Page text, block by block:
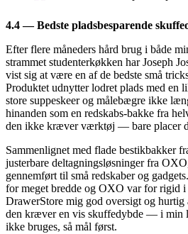
4.4 — Bedste pladsbesparende
Efter flere måneders hård brug i både
strammet studenterkøkken har Joseph
vist sig at være en af de bedste små
Produktet udnytter lodret plads med en
store suppeskeer og målebægre ikke
hinanden som en redskabs-bakke fra
den ikke kræver værktøj — bare placer
Sammenlignet med flade bestikbakker
justerbare deltagningsløsninger fra
gennemført til små redskaber og
for meget bredde og OXO var for rigid i
DrawerStore mig god oversigt og
den kræver en vis skuffedybde — i min
ikke bruges, så mål først.